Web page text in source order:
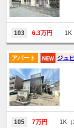
103 6.3万円 1K
アパート ジュ
105 7万円 1K（